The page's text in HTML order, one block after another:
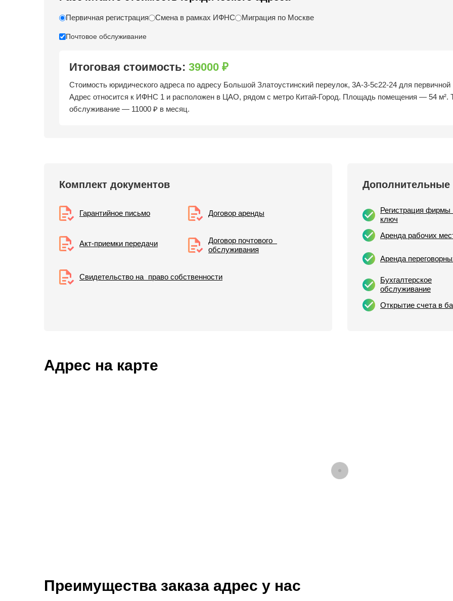
Первичная регистрация Смена в рамках ИФНС Миграция по Москве
Почтовое обслуживание
Итоговая стоимость: 39000 ₽
Стоимость юридического адреса по адресу Большой Златоустинский переулок, 3А-3-5с22-24 для
Адрес относится к ИФНС 1 и расположен в ЦАО, рядом с метро Китай-Город. Площадь помещения — 54 м².
обслуживание — 11000 ₽ в месяц.
Комплект документов
Гарантийное письмо Договор аренды
Акт-приемки передачи
Договор почтового
обслуживания
Свидетельствo на право собственности
Дополнительные
Регистрация фирмы
ключ
Аренда рабочих
Аренда
Бухгалтерское
обслуживание
Открытие счета в
Адрес на карте
Преимущества заказа адрес у нас